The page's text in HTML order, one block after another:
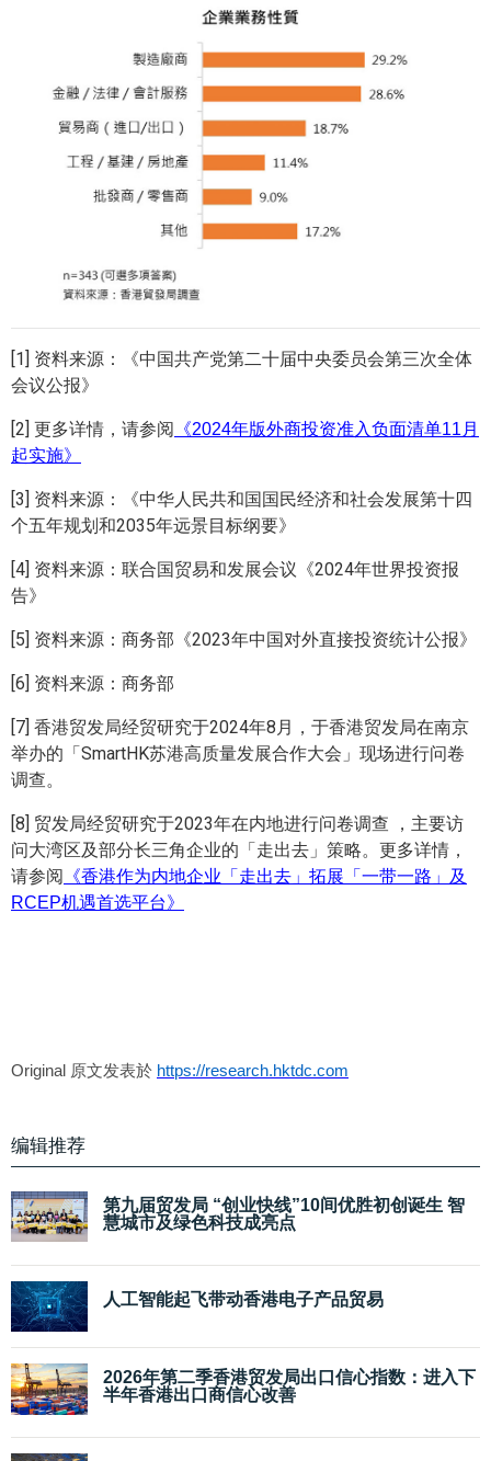
[1] 资料来源：《中国共产党第二十届中央委员会第三次全体
会议公报》
[2] 更多详情，请参阅 《2024年版外商投资准入负面清单11月
起实施》
[3] 资料来源：《中华人民共和国国民经济和社会发展第十四
个五年规划和2035年远景目标纲要》
[4] 资料来源：联合国贸易和发展会议《2024年世界投资报
告》
[5] 资料来源：商务部《2023年中国对外直接投资统计公报》
[6] 资料来源：商务部
[7] 香港贸发局经贸研究于2024年8月，于香港贸发局在南京
举办的「SmartHK苏港高质量发展合作大会」现场进行问卷
调查。
[8] 贸发局经贸研究于2023年在内地进行问卷调查 ，主要访
问大湾区及部分长三角企业的「走出去」策略。更多详情，
请参阅 《香港作为内地企业「走出去」拓展「一带一路」及
RCEP机遇首选平台》
Original 原文发表於 https://research.hktdc.com
编辑推荐
第九届贸发局 “创业快线”10间优胜初创诞生 智
慧城市及绿色科技成亮点
人工智能起飞带动香港电子产品贸易
2026年第二季香港贸发局出口信心指数：进入下
半年香港出口商信心改善